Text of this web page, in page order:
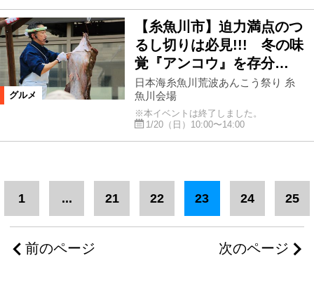
グルメ
【糸魚川市】迫力満点のつ
るし切りは必見!!! 冬の味
覚『アンコウ』を存分…
日本海糸魚川荒波あんこう祭り 糸
魚川会場
※本イベントは終了しました。
1/20（日）10:00〜14:00
前のページ
1 ... 21 22 23 24 25
次のページ